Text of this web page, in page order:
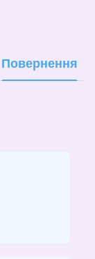
Повернення